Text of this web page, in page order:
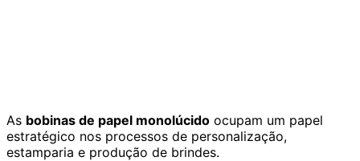
As bobinas de papel monolúcido ocupam um papel
estratégico nos processos de personalização,
estamparia e produção de brindes.